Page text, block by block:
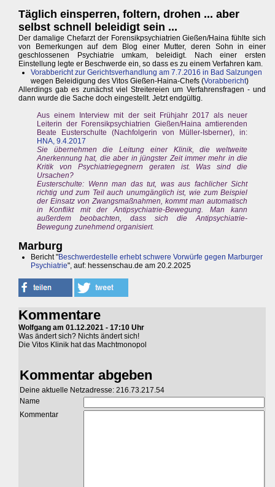
Täglich einsperren, foltern, drohen ... aber
selbst schnell beleidigt sein ...
Der damalige Chefarzt der Forensikpsychiatrien Gießen/Haina fühlte sich
von Bemerkungen auf dem Blog einer Mutter, deren Sohn in einer
geschlossenen Psychiatrie umkam, beleidigt. Nach einer ersten
Einstellung legte er Beschwerde ein, so dass es zu einem Verfahren kam.
Vorabbericht zur Gerichtsverhandlung am 7.7.2016 in Bad Salzungen
wegen Beleidigung des Vitos Gießen-Haina-Chefs (Vorabbericht)
Allerdings gab es zunächst viel Streitereien um Verfahrensfragen - und
dann wurde die Sache doch eingestellt. Jetzt endgültig.
Aus einem Interview mit der seit Frühjahr 2017 als neuer
Leiterin der Forensikpsychiatrien Gießen/Haina amtierenden
Beate Eusterschulte (Nachfolgerin von Müller-Isberner), in:
HNA, 9.4.2017
Sie übernehmen die Leitung einer Klinik, die weltweite
Anerkennung hat, die aber in jüngster Zeit immer mehr in die
Kritik von Psychiatriegegnern geraten ist. Was sind die
Ursachen?
Eusterschulte: Wenn man das tut, was aus fachlicher Sicht
richtig und zum Teil auch unumgänglich ist, wie zum Beispiel
der Einsatz von Zwangsmaßnahmen, kommt man automatisch
in Konflikt mit der Antipsychiatrie-Bewegung. Man kann
außerdem beobachten, dass sich die Antipsychiatrie-
Bewegung zunehmend organisiert.
Marburg
Bericht "Beschwerdestelle erhebt schwere Vorwürfe gegen Marburger
Psychiatrie", auf: hessenschau.de am 20.2.2025
Kommentare
Wolfgang am 01.12.2021 - 17:10 Uhr
Was ändert sich? Nichts ändert sich!
Die Vitos Klinik hat das Machtmonopol
Kommentar abgeben
Deine aktuelle Netzadresse: 216.73.217.54
Name
Kommentar